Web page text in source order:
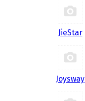
JieStar
Joysway